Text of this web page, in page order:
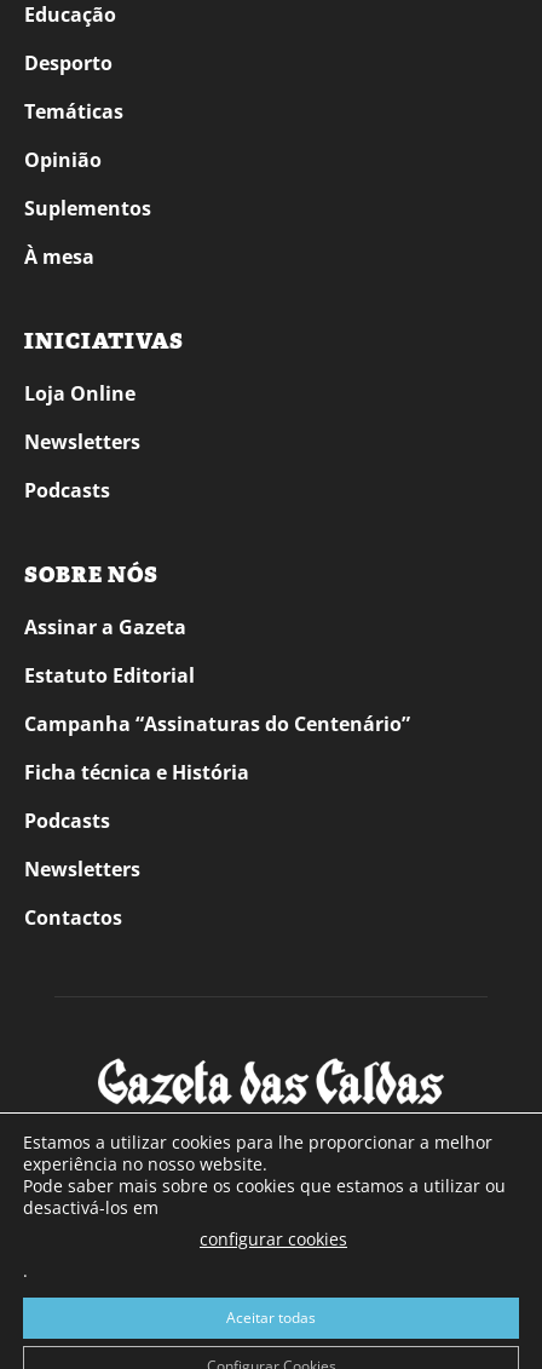
Educação
Desporto
Temáticas
Opinião
Suplementos
À mesa
INICIATIVAS
Loja Online
Newsletters
Podcasts
SOBRE NÓS
Assinar a Gazeta
Estatuto Editorial
Campanha “Assinaturas do Centenário”
Ficha técnica e História
Podcasts
Newsletters
Contactos
SOBRE NÓS
Com sede nas Caldas da Rainha e mais de 90 anos de
a sul de distrito de Leiria, com mais de 40.000 leitores por
toda a região Oeste. Jornal com distribuição em Portugal
Continental e assinatura online.
Estamos a utilizar cookies para lhe proporcionar a melhor
experiência no nosso website.
Pode saber mais sobre os cookies que estamos a utilizar ou
desactivá-los em
configurar cookies
.
Aceitar todas